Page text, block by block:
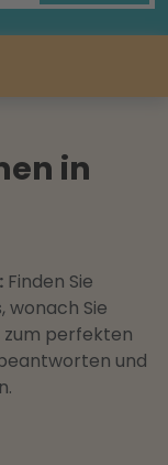
in
Finden Sie
wonach Sie
zum perfekten
und